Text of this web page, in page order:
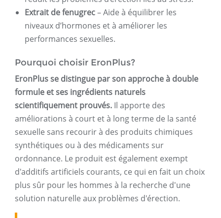
Extrait de fenugrec– Aide à équilibrer les
niveaux d’hormones et à améliorer les
performances sexuelles.
Pourquoi choisir EronPlus?
EronPlus se distingue par son approche à double
formule et ses ingrédients naturels
scientifiquement prouvés. Il apporte des
améliorations à court et à long terme de la santé
sexuelle sans recourir à des produits chimiques
synthétiques ou à des médicaments sur
ordonnance. Le produit est également exempt
d'additifs artificiels courants, ce qui en fait un choix
plus sûr pour les hommes à la recherche d'une
solution naturelle aux problèmes d'érection.